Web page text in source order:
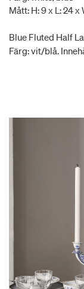
Mått: H: 9 x L: 24 x
Blue Fluted Half
Färg: vit/blå.